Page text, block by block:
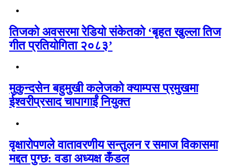
तिजको अवसरमा रेडियो संकेतको ‘बृहत खुल्ला तिज
गीत प्रतियोगिता २०८३’
मुकुन्दसेन बहुमुखी कलेजको क्याम्पस प्रमुखमा
ईश्वरीप्रसाद चापागाईं नियुक्त
वृक्षारोपणले वातावरणीय सन्तुलन र समाज विकासमा
मद्दत पुग्छ: वडा अध्यक्ष कँडल